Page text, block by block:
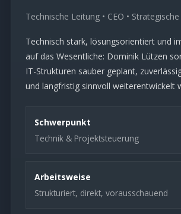
Technische Leitung • CEO •
Technisch stark, lösungsorientiert und
auf das Wesentliche: Dominik Lützen
IT-Strukturen sauber geplant,
und langfristig sinnvoll weiterentwickelt
Schwerpunkt
Technik & Projektsteuerung
Arbeitsweise
Strukturiert, direkt, vorausschauend